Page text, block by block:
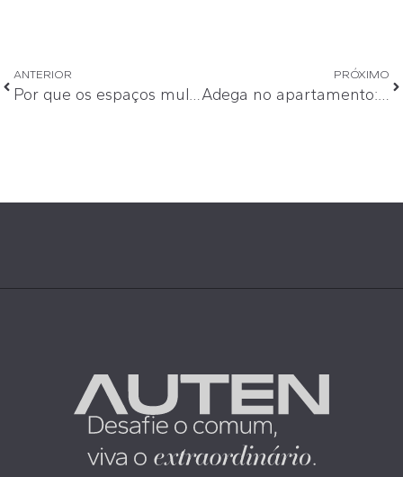
ANTERIOR
Por que os espaços multifuncionais viraram tendência no alto padrão
PRÓXIMO
Adega no apartamento: sofisticação em cada detalhe do morar